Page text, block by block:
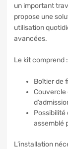
un important
propose une
utilisation
avancées.
Le kit comprend :
Boîtier de
Couvercle
Possibilité
assemblé
L’installation